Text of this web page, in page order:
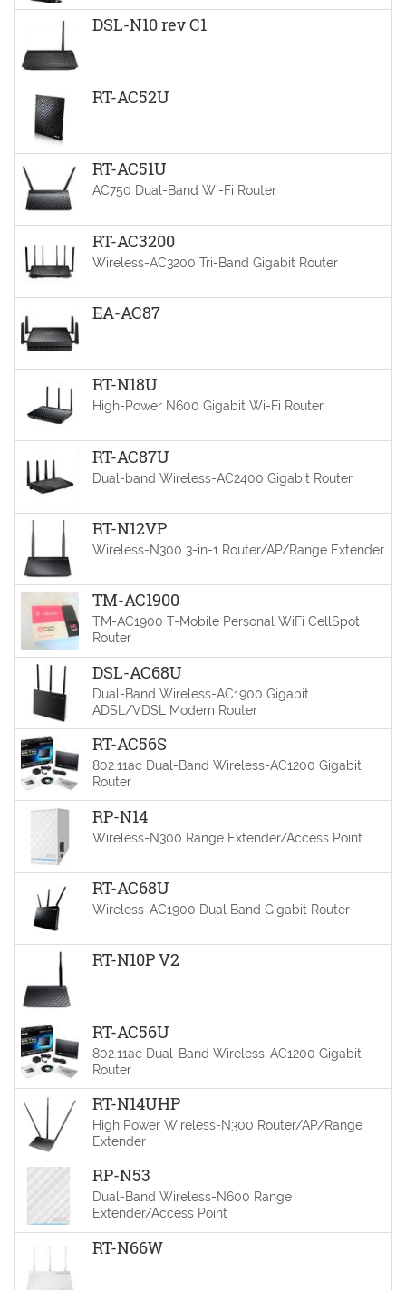
DSL-N10 rev C1
RT-AC52U
RT-AC51U
AC750 Dual-Band Wi-Fi Router
RT-AC3200
Wireless-AC3200 Tri-Band Gigabit Router
EA-AC87
RT-N18U
High-Power N600 Gigabit Wi-Fi Router
RT-AC87U
Dual-band Wireless-AC2400 Gigabit Router
RT-N12VP
Wireless-N300 3-in-1 Router/AP/Range Extender
TM-AC1900
TM-AC1900 T-Mobile Personal WiFi CellSpot
Router
DSL-AC68U
Dual-Band Wireless-AC1900 Gigabit
ADSL/VDSL Modem Router
RT-AC56S
802.11ac Dual-Band Wireless-AC1200 Gigabit
Router
RP-N14
Wireless-N300 Range Extender/Access Point
RT-AC68U
Wireless-AC1900 Dual Band Gigabit Router
RT-N10P V2
RT-AC56U
802.11ac Dual-Band Wireless-AC1200 Gigabit
Router
RT-N14UHP
High Power Wireless-N300 Router/AP/Range
Extender
RP-N53
Dual-Band Wireless-N600 Range
Extender/Access Point
RT-N66W